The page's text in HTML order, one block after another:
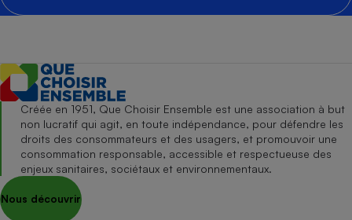
Créée en 1951, Que Choisir Ensemble est une association à but
non lucratif qui agit, en toute indépendance, pour défendre les
droits des consommateurs et des usagers, et promouvoir une
consommation responsable, accessible et respectueuse des
enjeux sanitaires, sociétaux et environnementaux.
Nous découvrir